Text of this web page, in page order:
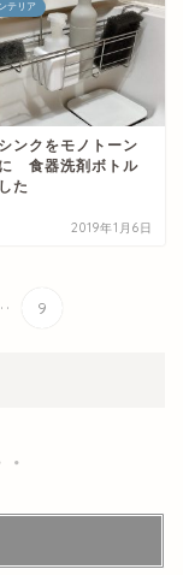
テリア
ンクをモノトーン
食器洗剤ボトル
た
2019年1月6日
9